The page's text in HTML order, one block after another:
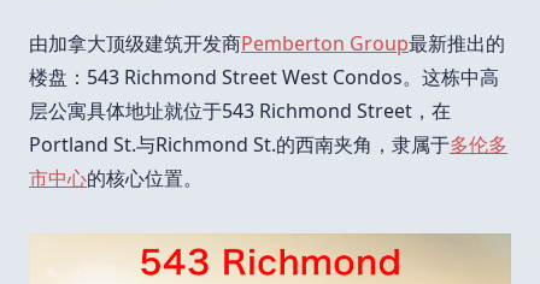
由加拿大顶级建筑开发商Pemberton Group最新推出的
楼盘：543 Richmond Street West Condos。这栋中高
层公寓具体地址就位于543 Richmond Street，在
Portland St.与Richmond St.的西南夹角，隶属于多伦多
市中心的核心位置。